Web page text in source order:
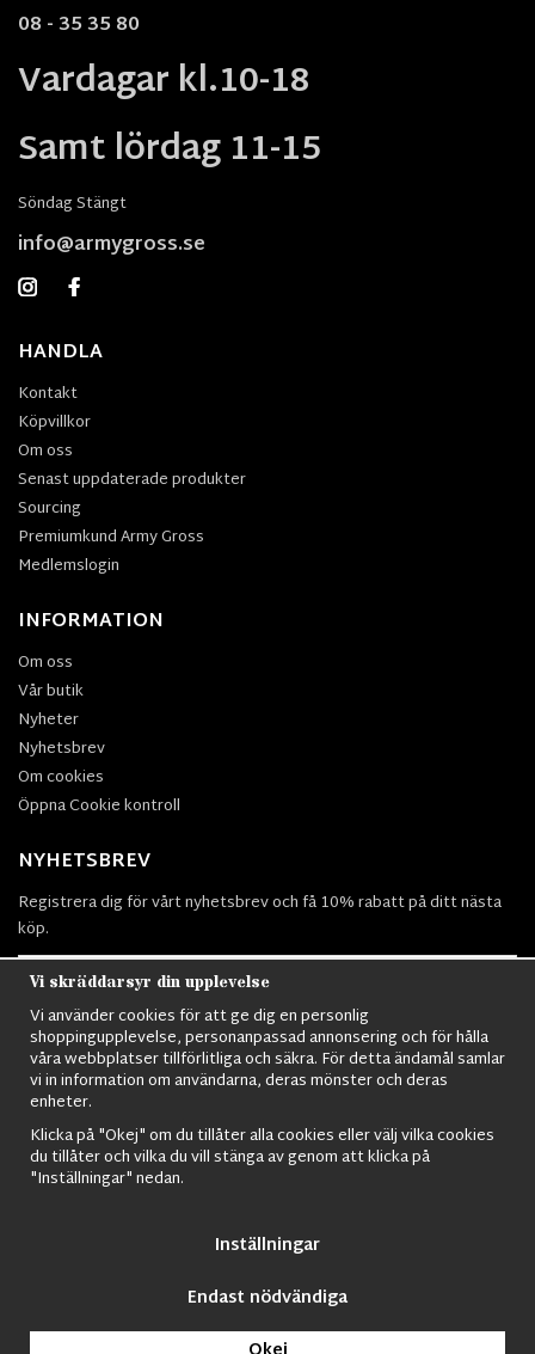
08 - 35 35 80
Vardagar kl.10-18
Samt lördag 11-15
Söndag Stängt
info@armygross.se
HANDLA
Kontakt
Köpvillkor
Om oss
Senast uppdaterade produkter
Sourcing
Premiumkund Army Gross
Medlemslogin
INFORMATION
Om oss
Vår butik
Nyheter
Nyhetsbrev
Om cookies
Öppna Cookie kontroll
NYHETSBREV
Registrera dig för vårt nyhetsbrev och få 10% rabatt på ditt nästa
köp.
Prenumerera
Nordens största utbud avMilitärkläder,M90 kläder,Militärtöverskott,
Militärutrustning,Ordningsvakt utrustning,
Vintage Army kläder,Sjömanskläder
mycket mer..
Vi skräddarsyr din upplevelse
Vi använder cookies för att ge dig en personlig
shoppingupplevelse, personanpassad annonsering och för hålla
våra webbplatser tillförlitliga och säkra. För detta ändamål samlar
vi in information om användarna, deras mönster och deras
enheter.
Klicka på "Okej" om du tillåter alla cookies eller välj vilka cookies
du tillåter och vilka du vill stänga av genom att klicka på
"Inställningar" nedan.
Inställningar
Endast nödvändiga